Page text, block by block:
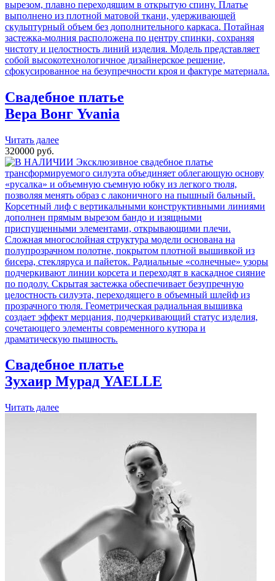
Свадебное платье
Вера Вонг Yvania
Читать далее
320000 руб.
Свадебное платье
Зухаир Мурад YAELLE
Читать далее